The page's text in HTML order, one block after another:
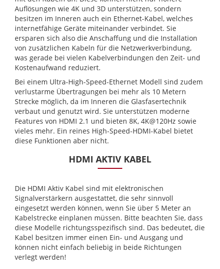
Auflösungen wie 4K und 3D unterstützen, sondern
besitzen im Inneren auch ein Ethernet-Kabel, welches
internetfähige Geräte miteinander verbindet. Sie
ersparen sich also die Anschaffung und die Installation
von zusätzlichen Kabeln für die Netzwerkverbindung,
was gerade bei vielen Kabelverbindungen den Zeit- und
Kostenaufwand reduziert.
Bei einem Ultra-High-Speed-Ethernet Modell sind zudem
verlustarme Übertragungen bei mehr als 10 Metern
Strecke möglich, da im Inneren die Glasfasertechnik
verbaut und genutzt wird. Sie unterstützen moderne
Features von HDMI 2.1 und bieten 8K, 4K@120Hz sowie
vieles mehr. Ein reines High-Speed-HDMI-Kabel bietet
diese Funktionen aber nicht.
HDMI AKTIV KABEL
Die HDMI Aktiv Kabel sind mit elektronischen
Signalverstärkern ausgestattet, die sehr sinnvoll
eingesetzt werden können, wenn Sie über 5 Meter an
Kabelstrecke einplanen müssen. Bitte beachten Sie, dass
diese Modelle richtungsspezifisch sind. Das bedeutet, die
Kabel besitzen immer einen Ein- und Ausgang und
können nicht einfach beliebig in beide Richtungen
verlegt werden!